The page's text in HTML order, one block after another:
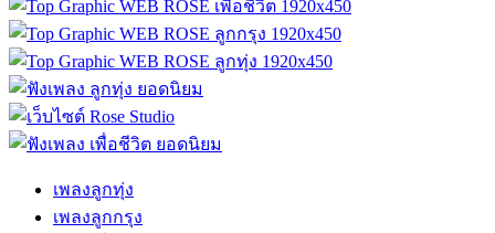
เพลงลูกทุ่ง
เพลงลูกกรุง